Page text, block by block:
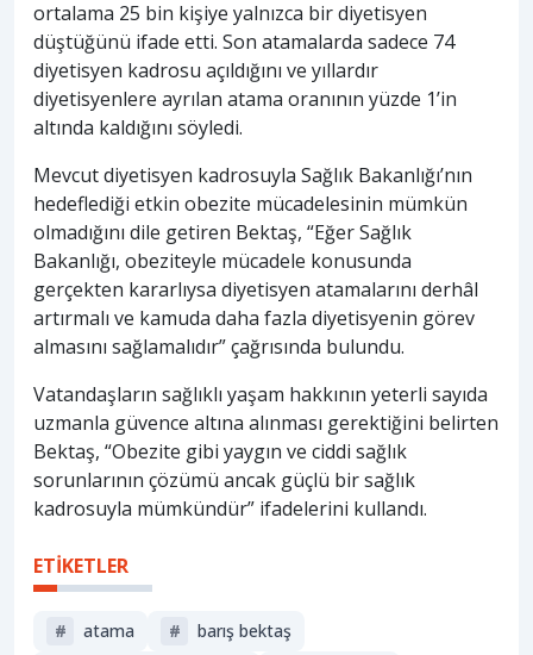
ortalama 25 bin kişiye yalnızca bir diyetisyen
düştüğünü ifade etti. Son atamalarda sadece 74
diyetisyen kadrosu açıldığını ve yıllardır
diyetisyenlere ayrılan atama oranının yüzde 1’in
altında kaldığını söyledi.
Mevcut diyetisyen kadrosuyla Sağlık Bakanlığı’nın
hedeflediği etkin obezite mücadelesinin mümkün
olmadığını dile getiren Bektaş, “Eğer Sağlık
Bakanlığı, obeziteyle mücadele konusunda
gerçekten kararlıysa diyetisyen atamalarını derhâl
artırmalı ve kamuda daha fazla diyetisyenin görev
almasını sağlamalıdır” çağrısında bulundu.
Vatandaşların sağlıklı yaşam hakkının yeterli sayıda
uzmanla güvence altına alınması gerektiğini belirten
Bektaş, “Obezite gibi yaygın ve ciddi sağlık
sorunlarının çözümü ancak güçlü bir sağlık
kadrosuyla mümkündür” ifadelerini kullandı.
ETİKETLER
# atama #
barış bektaş